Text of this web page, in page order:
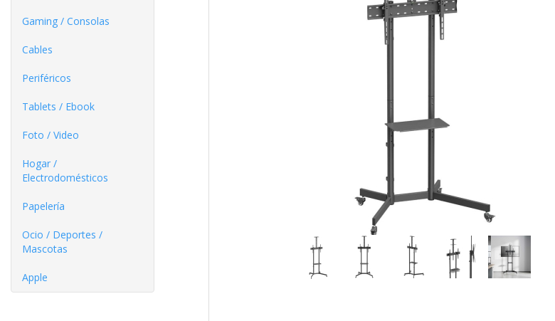
Gaming / Consolas
Cables
Periféricos
Tablets / Ebook
Foto / Video
Hogar /
Electrodomésticos
Papelería
Ocio / Deportes /
Mascotas
Apple